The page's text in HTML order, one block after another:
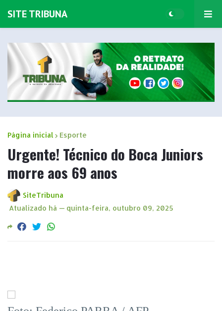
SITE TRIBUNA
Página inicial Esporte
Urgente! Técnico do Boca Juniors
morre aos 69 anos
SiteTribuna
Atualizado há — quinta-feira, outubro 09, 2025